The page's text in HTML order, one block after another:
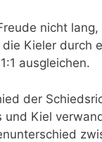
nicht
Kieler durch
ausgleichen.
der
und Kiel